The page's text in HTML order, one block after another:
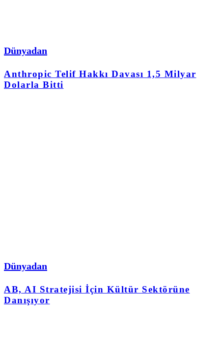
Dünyadan
Anthropic Telif Hakkı Davası 1,5 Milyar
Dolarla Bitti
Dünyadan
AB, AI Stratejisi İçin Kültür Sektörüne
Danışıyor